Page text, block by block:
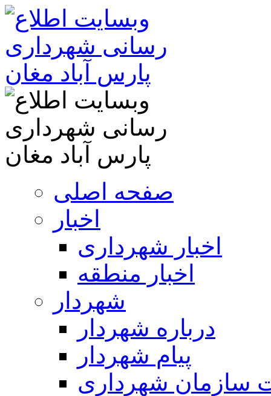
صفحه اصلی
اخبار
اخبار شهرداری
اخبار منطقه
شهردار
درباره شهردار
پیام شهردار
سازمان شهرداری